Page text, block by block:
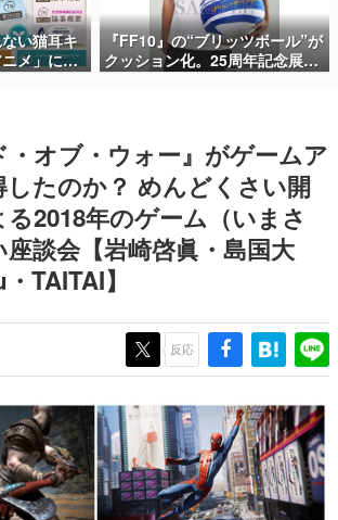
入り記事
散数が数千以上！ ページビュー数万以上！ などな
くの人々に読まれた、電ファミ渾身の“殿堂入り”記
とめました。
ームクリエイターの方々に製作時のエピソードをお
。
物語を解いてはいけない。『赫本』は、〈試験問題〉
した短編ホラー小説集です。
代に訊く
らのデジタルゲーム市場を担う若きクリエイター達
ム世代の作家たち
に多大な影響を受けた作家さんに取材し、ゲームが
。
モバイルゲーム産業史
モバイルゲーム史における主要なトピック・タイト
羅するほか、開発者へのインタビューや識者による
掲載。約20年の歴史が一望できる決定版！
い猫耳キ
メ」に視
見。違法
す
『FF10』の“ブリッツボール”が
クッション化。25周年記念展
「FINAL FANTASY X
オブ・ウォー』がゲームア
したのか？ めんどくさい開
2018年のゲーム（いまさ
談会【岩崎啓眞・島国大
TAITAI】
反応